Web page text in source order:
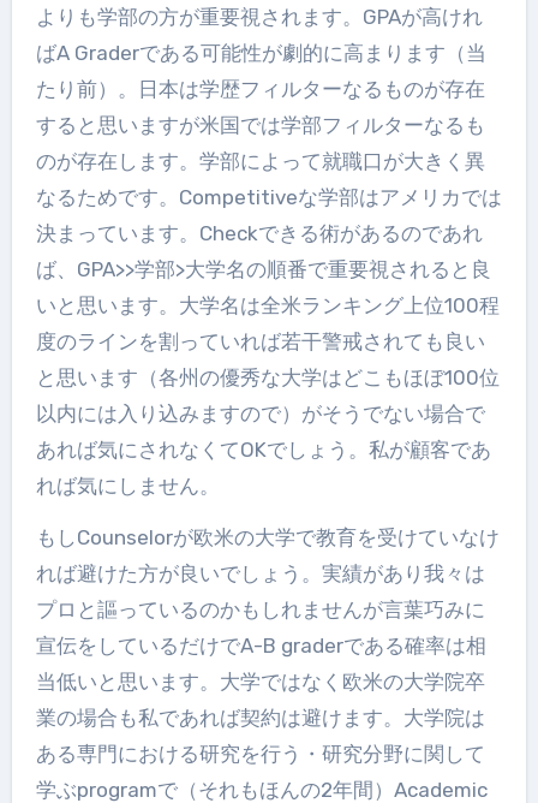
よりも学部の方が重要視されます。GPAが高けれ
ばA Graderである可能性が劇的に高まります（当
たり前）。日本は学歴フィルターなるものが存在
すると思いますが米国では学部フィルターなるも
のが存在します。学部によって就職口が大きく異
なるためです。Competitiveな学部はアメリカでは
決まっています。Checkできる術があるのであれ
ば、GPA>>学部>大学名の順番で重要視されると良
いと思います。大学名は全米ランキング上位100程
度のラインを割っていれば若干警戒されても良い
と思います（各州の優秀な大学はどこもほぼ100位
以内には入り込みますので）がそうでない場合で
あれば気にされなくてOKでしょう。私が顧客であ
れば気にしません。
もしCounselorが欧米の大学で教育を受けていなけ
れば避けた方が良いでしょう。実績があり我々は
プロと謳っているのかもしれませんが言葉巧みに
宣伝をしているだけでA-B graderである確率は相
当低いと思います。大学ではなく欧米の大学院卒
業の場合も私であれば契約は避けます。大学院は
ある専門における研究を行う・研究分野に関して
学ぶprogramで（それもほんの2年間）Academic